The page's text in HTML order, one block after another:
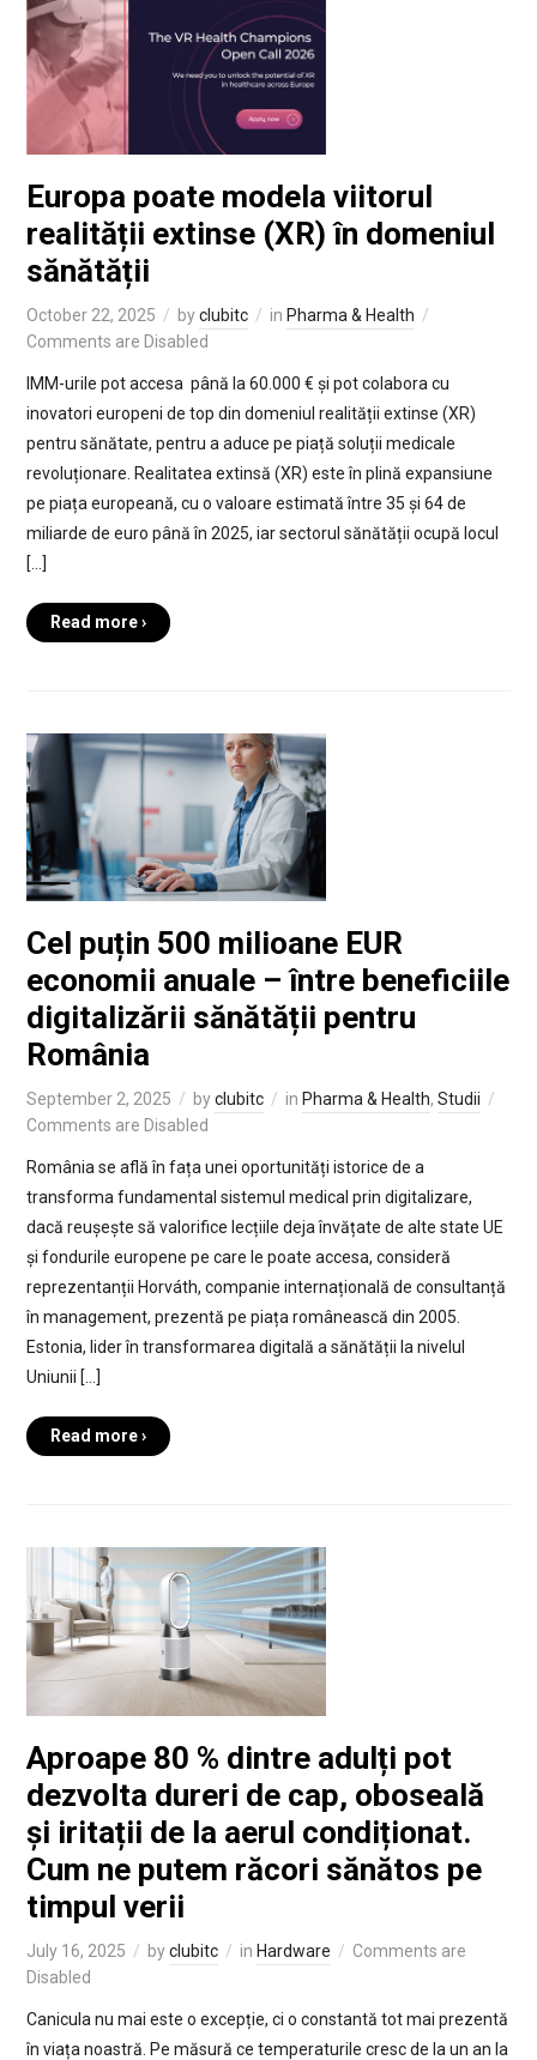
Europa poate modela viitorul
realității extinse (XR) în domeniul
sănătății
October 22, 2025 byclubitc in Pharma & Health
Comments are Disabled
IMM-urile pot accesa până la 60.000 € și pot colabora cu
inovatori europeni de top din domeniul realității extinse (XR)
pentru sănătate, pentru a aduce pe piață soluții medicale
revoluționare. Realitatea extinsă (XR) este în plină expansiune
pe piața europeană, cu o valoare estimată între 35 și 64 de
miliarde de euro până în 2025, iar sectorul sănătății ocupă locul
[…]
Read more ›
Cel puțin 500 milioane EUR
economii anuale – între beneficiile
digitalizării sănătății pentru
România
September 2, 2025 byclubitc in Pharma & Health, Studii
Comments are Disabled
România se află în fața unei oportunități istorice de a
transforma fundamental sistemul medical prin digitalizare,
dacă reușește să valorifice lecțiile deja învățate de alte state UE
și fondurile europene pe care le poate accesa, consideră
reprezentanții Horváth, companie internațională de consultanță
în management, prezentă pe piața românească din 2005.
Estonia, lider în transformarea digitală a sănătății la nivelul
Uniunii […]
Read more ›
Aproape 80 % dintre adulți pot
dezvolta dureri de cap, oboseală
și iritații de la aerul condiționat.
Cum ne putem răcori sănătos pe
timpul verii
July 16, 2025 byclubitc in Hardware
Comments are
Disabled
Canicula nu mai este o excepție, ci o constantă tot mai prezentă
în viața noastră. Pe măsură ce temperaturile cresc de la un an la